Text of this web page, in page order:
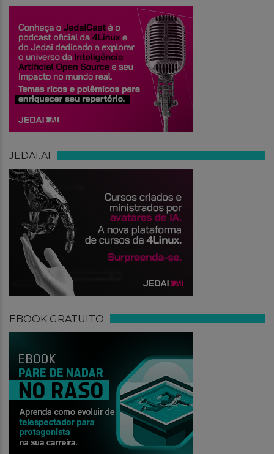
JEDAI.AI
EBOOK GRATUITO